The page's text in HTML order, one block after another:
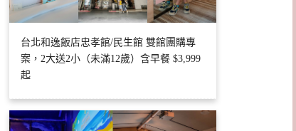
台北和逸飯店忠孝館/民生館 雙館團購專
案，2大送2小（未滿12歲）含早餐 $3,999
起